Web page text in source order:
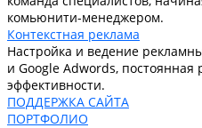
комьюнити-менеджером.
Контекстная реклама
Настройка и ведение
и Google Adwords,
эффективности.
ПОДДЕРЖКА САЙТА
ПОРТФОЛИО